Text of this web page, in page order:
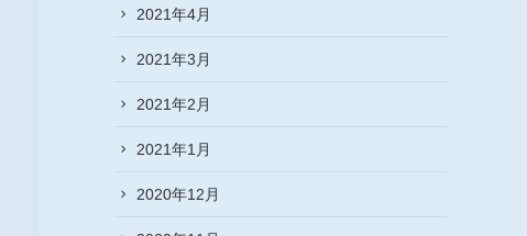
2021年4月
2021年3月
2021年2月
2021年1月
2020年12月